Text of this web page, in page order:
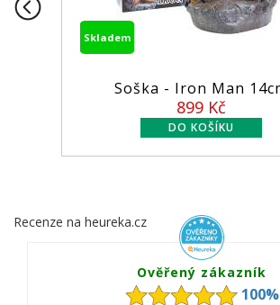
Soška - Iron Man 14cm
Recenze na heureka.cz
Ověřený zákazník
100%